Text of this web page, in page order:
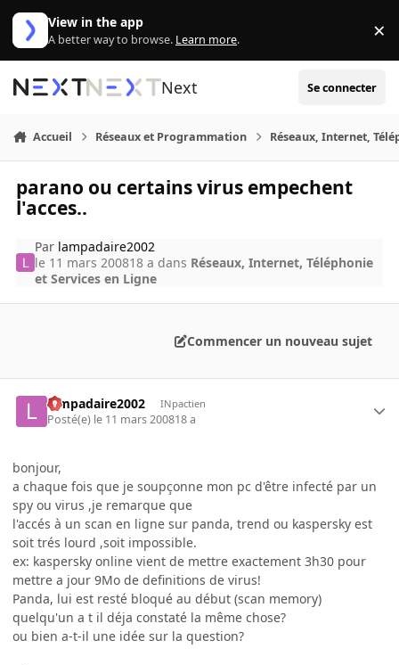
Aller au contenu
View in the app
A better way to browse. Learn more. ×
Next Se connecter
Accueil Réseaux et Programmation Réseaux, Internet,
parano ou certains virus empechent
l'acces..
Par lampadaire2002
le 11 mars 200818 a dans Réseaux, Internet, Téléphonie
et Services en Ligne
Commencer un nouveau sujet
lampadaire2002 INpactien
Posté(e) le 11 mars 200818 a
bonjour,
a chaque fois que je soupçonne mon pc d'être infecté par un
spy ou virus ,je remarque que
l'accés à un scan en ligne sur panda, trend ou kaspersky est
soit trés lourd ,soit impossible.
ex: kaspersky online vient de mettre exactement 3h30 pour
mettre a jour 9Mo de definitions de virus!
Panda, lui est resté bloqué au début (scan memory)
quelqu'un a t il déja constaté la même chose?
ou bien a-t-il une idée sur la question?